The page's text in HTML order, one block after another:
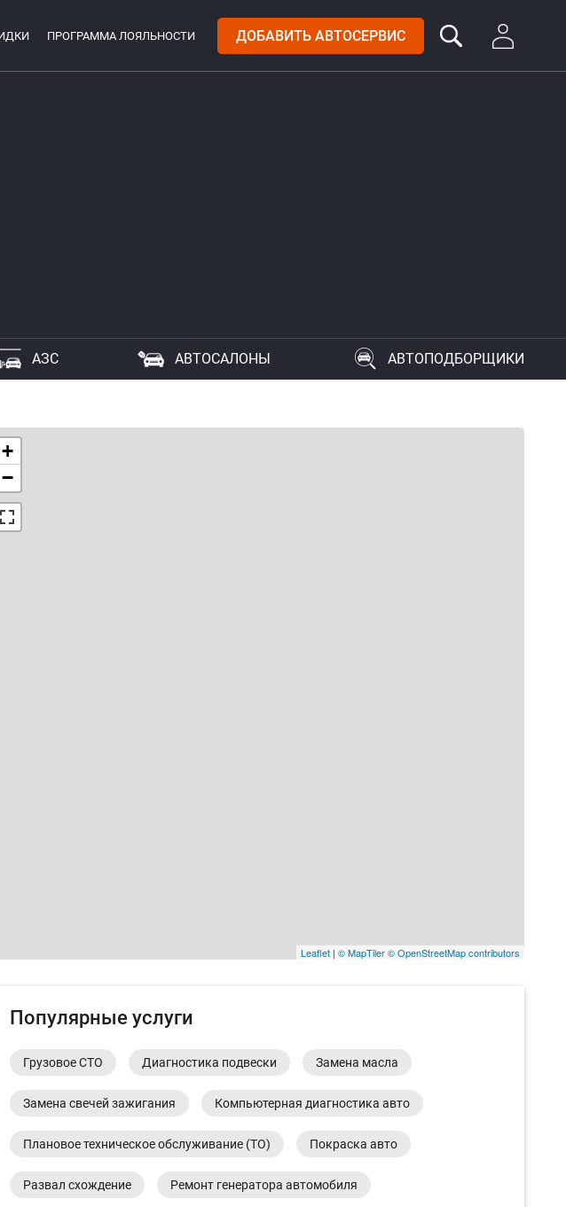
ПРОГРАММА ЛОЯЛЬНОСТИ ДОБАВИТЬ АВТОСЕРВИС
АЗС АВТОСАЛОНЫ АВТОПОДБОРЩИКИ
+
−
Leaflet | © MapTiler© OpenStreetMap contributors
Популярные услуги
Грузовое СТО Диагностика подвески Замена масла
Замена свечей зажигания Компьютерная диагностика авто
Плановое техническое обслуживание (ТО) Покраска авто
Развал схождение Ремонт генератора автомобиля